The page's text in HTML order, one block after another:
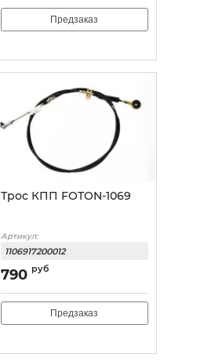
Предзаказ
Трос КПП FOTON-1069
Артикул:
1106917200012
790 руб
Предзаказ